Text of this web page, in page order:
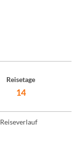
Reisetage
14
Reiseverlauf